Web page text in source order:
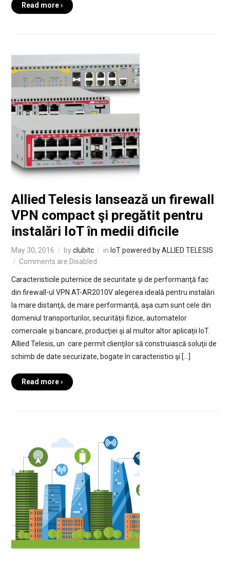
Read more ›
Allied Telesis lansează un firewall
VPN compact şi pregătit pentru
instalări IoT în medii dificile
May 30, 2016 byclubitc in IoT powered by ALLIED TELESIS
Comments are Disabled
Caracteristicile puternice de securitate şi de performanţă fac
din firewall-ul VPN AT-AR2010V alegerea ideală pentru instalări
la mare distanţă, de mare performanţă, aşa cum sunt cele din
domeniul transporturilor, securității fizice, automatelor
comerciale și bancare, producţiei şi al multor altor aplicaţii IoT.
Allied Telesis, un care permit clienţilor să construiască soluţii de
schimb de date securizate, bogate în caracteristici şi […]
Read more ›